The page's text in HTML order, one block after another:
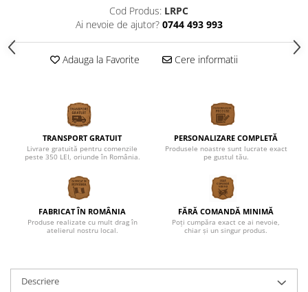
Scoala/Absolvire
Magneti personalizati
Bucataria LemnoRed
Cutii pentru vin
Suporturi pahare
Diverse
Cutii aranjamente florale
Placute ABS (metalex)
PRODUSUL LUNII
% Promotii
Cod Produs: LRPC
Ai nevoie de ajutor? 0744 493 993
Adauga la Favorite Cere informatii
TRANSPORT GRATUIT
Livrare gratuită pentru comenzile
peste 350 LEI, oriunde în România.
PERSONALIZARE COMPLETĂ
Produsele noastre sunt lucrate exact
pe gustul tău.
FABRICAT ÎN ROMÂNIA
Produse realizate cu mult drag în
atelierul nostru local.
FĂRĂ COMANDĂ MINIMĂ
Poți cumpăra exact ce ai nevoie,
chiar și un singur produs.
Descriere